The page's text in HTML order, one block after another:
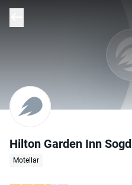
Hilton Garden Inn Sogd
Motellar